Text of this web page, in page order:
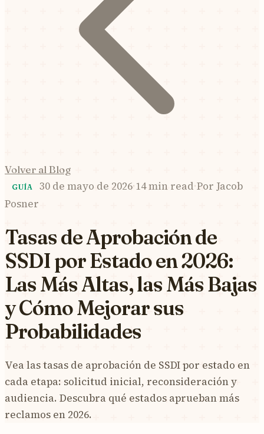
Volver al Blog
GUÍA 30 de mayo de 2026·14 min read·Por Jacob
Posner
Tasas de Aprobación de
SSDI por Estado en 2026:
Las Más Altas, las Más Bajas
y Cómo Mejorar sus
Probabilidades
Vea las tasas de aprobación de SSDI por estado en
cada etapa: solicitud inicial, reconsideración y
audiencia. Descubra qué estados aprueban más
reclamos en 2026.